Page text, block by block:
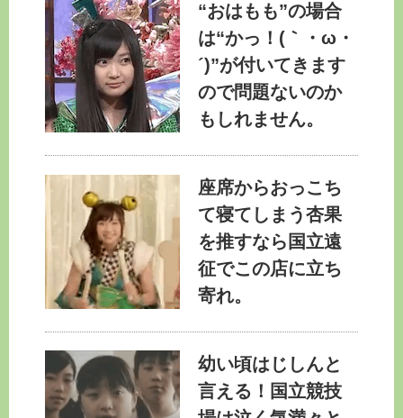
“おはもも”の場合
は“かっ！(｀・ω・
´)”が付いてきます
ので問題ないのか
もしれません。
座席からおっこち
て寝てしまう杏果
を推すなら国立遠
征でこの店に立ち
寄れ。
幼い頃はじしんと
言える！国立競技